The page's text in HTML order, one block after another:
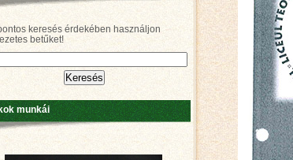
keresés érdekében használjon
betűket!
munkái